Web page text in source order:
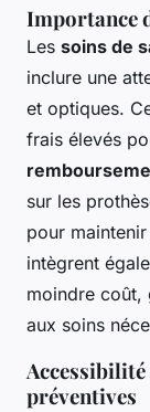
Importance
Les soins de
inclure une
et optiques.
frais élevés
sur les
pour
intègrent
moindre coût,
aux soins
Accessibilité
préventives